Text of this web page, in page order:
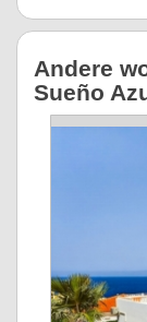
Andere
Sueño